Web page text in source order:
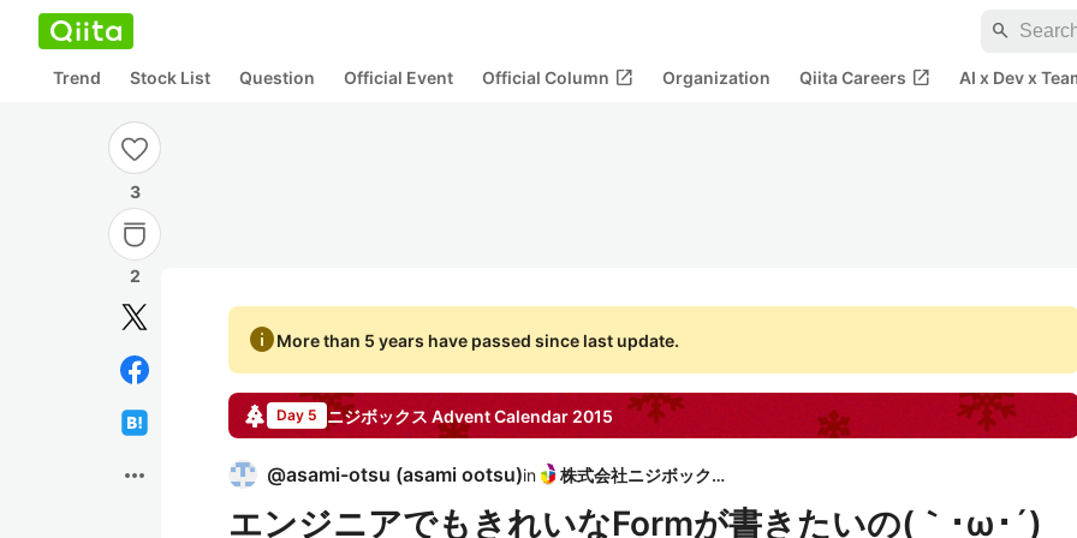
search
Trend Stock List Question Official Event Official Column open_in_new Organization Qiita Careers open_in_new AI x Dev x
3
2
more_horiz
infoMore than 5 years have passed since last update.
Day 5 ニジボックス Advent Calendar 2015
@asami-otsu (asami ootsu)in 株式会社ニジボックス
エンジニアでもきれいなFormが書きたいの(｀･ω･´)